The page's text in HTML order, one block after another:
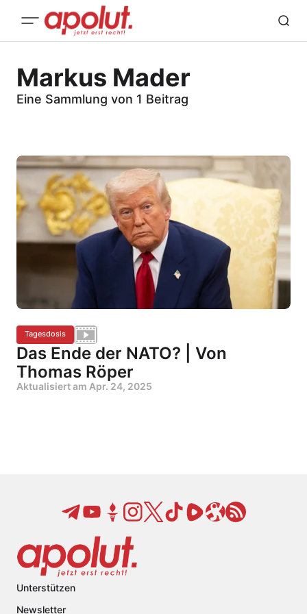
Markus Mader
Eine Sammlung von 1 Beitrag
Tagesdosis
Das Ende der NATO? | Von
Thomas Röper
Aktualisiert am Apr. 24, 2025
Unterstützen
Newsletter